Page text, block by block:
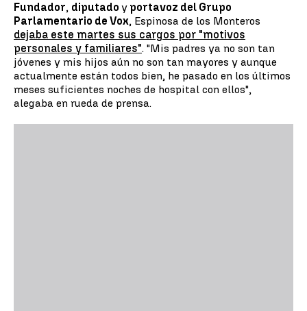
Fundador, diputado y portavoz del Grupo
Parlamentario de Vox, Espinosa de los Monteros
dejaba este martes sus cargos por "motivos
personales y familiares". "Mis padres ya no son tan
jóvenes y mis hijos aún no son tan mayores y aunque
actualmente están todos bien, he pasado en los últimos
meses suficientes noches de hospital con ellos",
alegaba en rueda de prensa.